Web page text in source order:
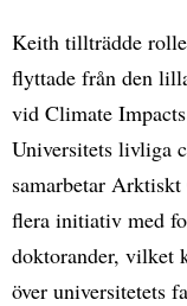
Keith tillträdde
flyttade från den
vid Climate
Universitets livliga
samarbetar
flera initiativ med
doktorander, vilket
över universitetets